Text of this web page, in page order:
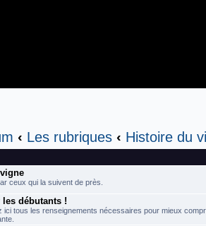
‹ Les rubriques ‹ Histoire du
ceux qui la suivent de près.
débutants !
ici tous les renseignements nécessaires pour mieux